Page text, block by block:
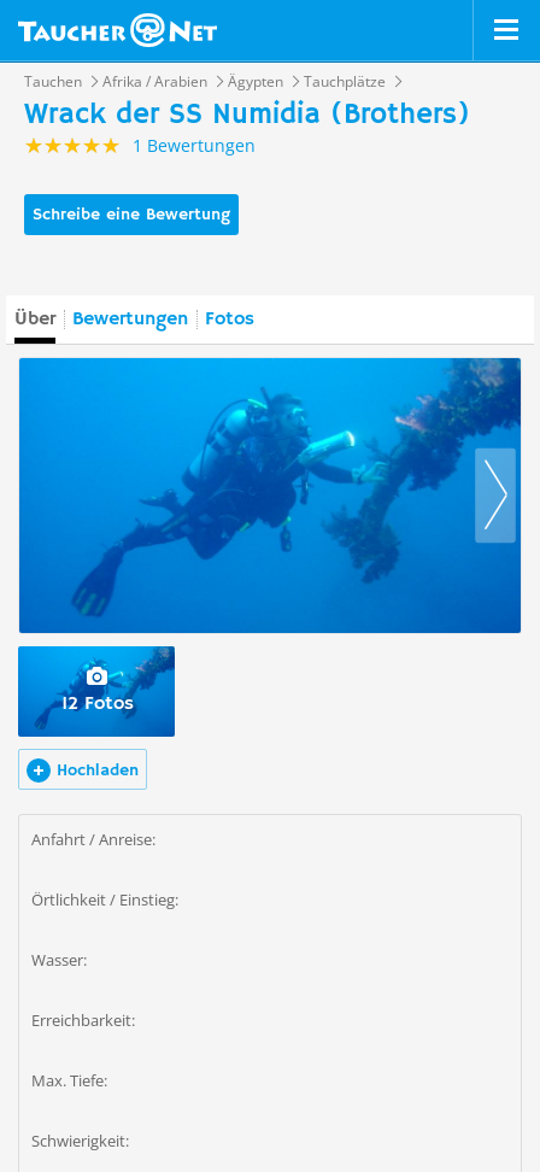
Tauchen Afrika / Arabien Ägypten Tauchplätze
Wrack der SS Numidia (Brothers)
1 Bewertungen
Schreibe eine Bewertung
Über Bewertungen Fotos
12 Fotos
Hochladen
Anfahrt / Anreise:
Örtlichkeit / Einstieg:
Wasser:
Erreichbarkeit:
Max. Tiefe:
Schwierigkeit: